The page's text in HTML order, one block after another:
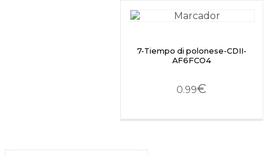
7-Tiempo di polonese-CDII-
AF6FCO4
0.99€